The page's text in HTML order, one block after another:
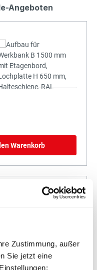
Zustimmung, außer
Sie jetzt eine
Angeboten
Warenkorb